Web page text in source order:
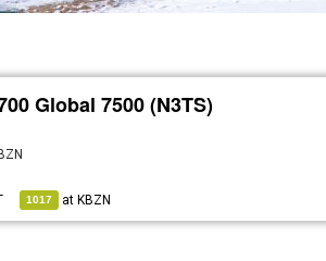
Global 7500 (N3TS)
1017 at KBZN